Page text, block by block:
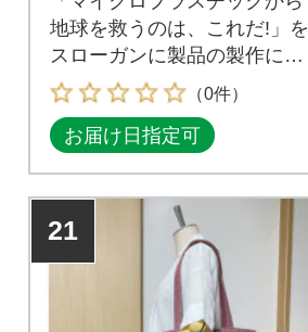
地球を救うのは、これだ!」を
スローガンに製品の製作に励
んでいます。
（0件）
お届け日指定可
21